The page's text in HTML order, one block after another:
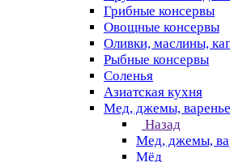
Грибные консервы
Овощные консервы
Оливки, маслины,
Рыбные консервы
Соленья
Азиатская кухня
Мед, джемы, варенье
Назад
Мед, джемы,
Мёд